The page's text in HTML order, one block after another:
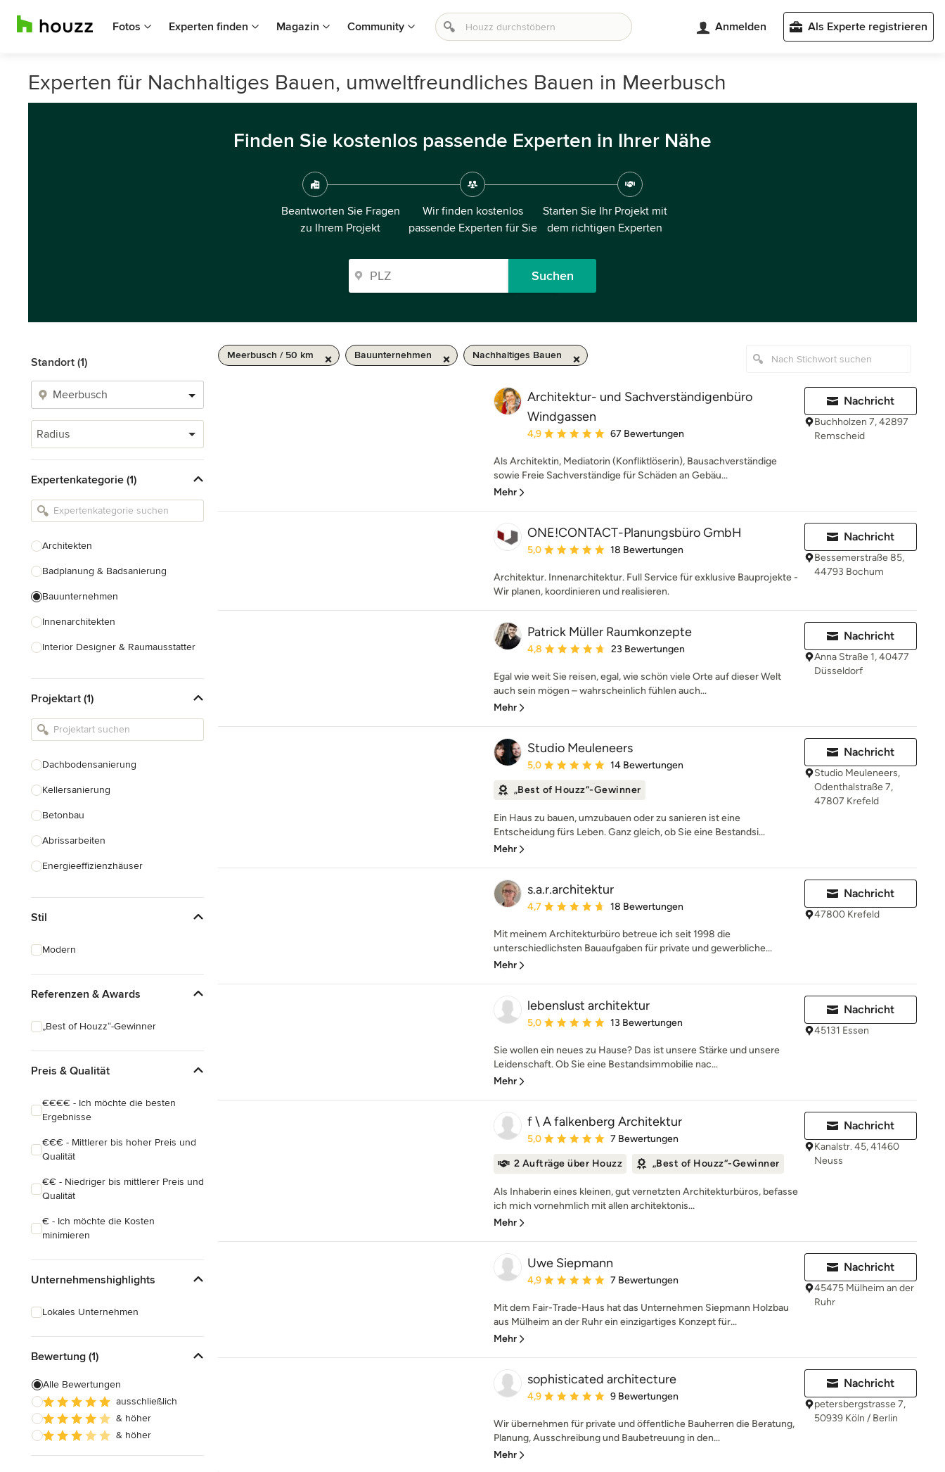
Fotos Experten finden Magazin Community Anmelden Als Experte registrieren
Experten für Nachhaltiges Bauen, umweltfreundliches Bauen in Meerbusch
Finden Sie kostenlos passende Experten in Ihrer Nähe
Beantworten Sie Fragen
zu Ihrem Projekt
Wir finden kostenlos
passende Experten für Sie
Starten Sie Ihr Projekt mit
dem richtigen Experten
Suchen
Standort (1)
Radius
Expertenkategorie (1)
Architekten
Badplanung & Badsanierung
Bauunternehmen
Innenarchitekten
Interior Designer & Raumausstatter
Landschaftsarchitekten
Armaturen & Sanitärbedarf
Projektart (1)
Dachbodensanierung
Kellersanierung
Betonbau
Abrissarbeiten
Energieeffizienzhäuser
Garagenbau
Hauserweiterungen
Alle anzeigen
Stil
Modern
Referenzen & Awards
„Best of Houzz“-Gewinner
Preis & Qualität
€€€€ - Ich möchte die besten
Ergebnisse
€€€ - Mittlerer bis hoher Preis und
Qualität
€€ - Niedriger bis mittlerer Preis und
Qualität
€ - Ich möchte die Kosten
minimieren
Unternehmenshighlights
Lokales Unternehmen
Bewertung (1)
Alle Bewertungen
ausschließlich
& höher
& höher
Meerbusch / 50 km Bauunternehmen Nachhaltiges Bauen
Architektur- und Sachverständigenbüro
Windgassen
Durchschnittliche Bewertung: 4.9 von 5 Sternen
4,9 67 Bewertungen
Als Architektin, Mediatorin (Konfliktlöserin), Bausachverständige
sowie Freie Sachverständige für Schäden an Gebäu...
Mehr
Nachricht
Buchholzen 7, 42897
Remscheid
ONE!CONTACT-Planungsbüro GmbH
Durchschnittliche Bewertung: 5 von 5 Sternen
5,0 18 Bewertungen
Architektur. Innenarchitektur. Full Service für exklusive Bauprojekte -
Wir planen, koordinieren und realisieren.
Nachricht
Bessemerstraße 85,
44793 Bochum
Patrick Müller Raumkonzepte
Durchschnittliche Bewertung: 4.8 von 5 Sternen
4,8 23 Bewertungen
Egal wie weit Sie reisen, egal, wie schön viele Orte auf dieser Welt
auch sein mögen – wahrscheinlich fühlen auch...
Mehr
Nachricht
Anna Straße 1, 40477
Düsseldorf
Studio Meuleneers
Durchschnittliche Bewertung: 5 von 5 Sternen
5,0 14 Bewertungen
„Best of Houzz“-Gewinner
Ein Haus zu bauen, umzubauen oder zu sanieren ist eine
Entscheidung fürs Leben. Ganz gleich, ob Sie eine Bestandsi...
Mehr
Nachricht
Studio Meuleneers,
Odenthalstraße 7,
47807 Krefeld
s.a.r.architektur
Durchschnittliche Bewertung: 4.7 von 5 Sternen
4,7 18 Bewertungen
Mit meinem Architekturbüro betreue ich seit 1998 die
unterschiedlichsten Bauaufgaben für private und gewerbliche...
Mehr
Nachricht
47800 Krefeld
lebenslust architektur
Durchschnittliche Bewertung: 5 von 5 Sternen
5,0 13 Bewertungen
Sie wollen ein neues zu Hause? Das ist unsere Stärke und unsere
Leidenschaft. Ob Sie eine Bestandsimmobilie nac...
Mehr
Nachricht
45131 Essen
f \ A falkenberg Architektur
Durchschnittliche Bewertung: 5 von 5 Sternen
5,0 7 Bewertungen
2 Aufträge über Houzz „Best of Houzz“-Gewinner
Als Inhaberin eines kleinen, gut vernetzten Architekturbüros, befasse
ich mich vornehmlich mit allen architektonis...
Mehr
Nachricht
Kanalstr. 45, 41460
Neuss
Uwe Siepmann
Durchschnittliche Bewertung: 4.9 von 5 Sternen
4,9 7 Bewertungen
Mit dem Fair-Trade-Haus hat das Unternehmen Siepmann Holzbau
aus Mülheim an der Ruhr ein einzigartiges Konzept für...
Mehr
Nachricht
45475 Mülheim an der
Ruhr
sophisticated architecture
Durchschnittliche Bewertung: 4.9 von 5 Sternen
4,9 9 Bewertungen
Wir übernehmen für private und öffentliche Bauherren die Beratung,
Planung, Ausschreibung und Baubetreuung in den...
Mehr
Nachricht
petersbergstrasse 7,
50939 Köln / Berlin